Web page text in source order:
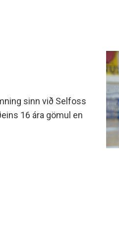
sinn við Selfoss
16 ára gömul en